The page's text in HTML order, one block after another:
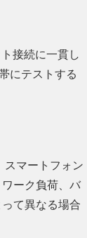
接続に一貫し
にテストする
スマートフォン
ーク負荷、バ
て異なる場合